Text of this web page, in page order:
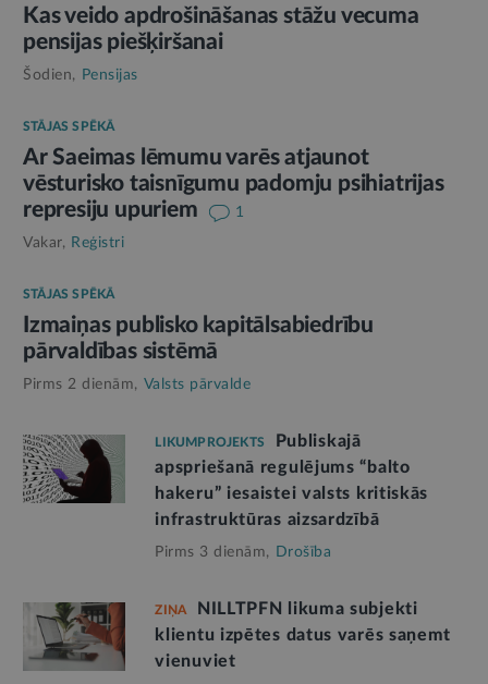
Kas veido apdrošināšanas stāžu vecuma
pensijas piešķiršanai
Šodien, Pensijas
STĀJAS SPĒKĀ
Ar Saeimas lēmumu varēs atjaunot
vēsturisko taisnīgumu padomju psihiatrijas
represiju upuriem
1
Vakar, Reģistri
STĀJAS SPĒKĀ
Izmaiņas publisko kapitālsabiedrību
pārvaldības sistēmā
Pirms 2 dienām, Valsts pārvalde
LIKUMPROJEKTS
Publiskajā
apspriešanā regulējums “balto
hakeru” iesaistei valsts kritiskās
infrastruktūras aizsardzībā
Pirms 3 dienām, Drošība
ZIŅA
NILLTPFN likuma subjekti
klientu izpētes datus varēs saņemt
vienuviet